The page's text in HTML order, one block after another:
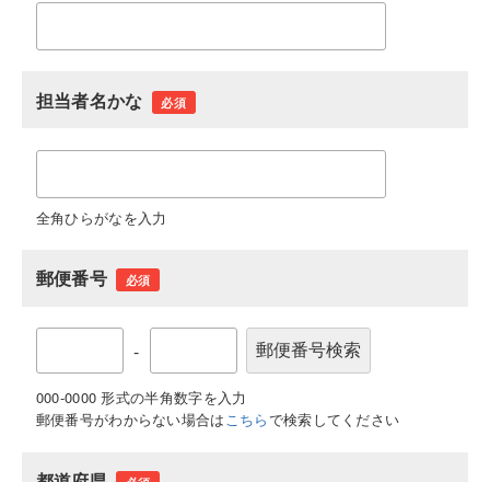
担当者名かな 必須
全角ひらがなを入力
郵便番号 必須
-
000-0000 形式の半角数字を入力
郵便番号がわからない場合はこちらで検索してください